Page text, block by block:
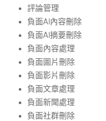
評論管理
負面AI內容刪除
負面AI摘要刪除
負面內容處理
負面圖片刪除
負面影片刪除
負面文章處理
負面新聞處理
負面社群刪除